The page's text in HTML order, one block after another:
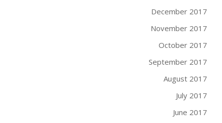
December 2017
November 2017
October 2017
September 2017
August 2017
July 2017
June 2017